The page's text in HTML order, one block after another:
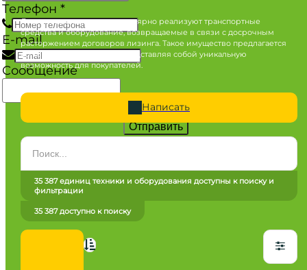
Лизинговые компании регулярно реализуют транспортные
средства и оборудование, возвращаемые в связи с досрочным
расторжением договоров лизинга. Такое имущество предлагается
по конкурентным ценам, представляя собой уникальную
возможность для покупателей.
Написать
Марка
Все марки
35 387 единиц техники и оборудования доступны к поиску и
фильтрации
35 387 доступно к поиску
Телефон *
E-mail
Сообщение
Отправить